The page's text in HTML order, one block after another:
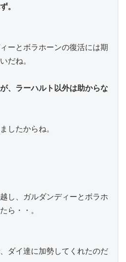
。
ーとボラホーンの復活には期
だね。
、ラーハルト以外は助からな
したからね。
し、ガルダンディーとボラホ
ら・・。
ダイ達に加勢してくれたのだ